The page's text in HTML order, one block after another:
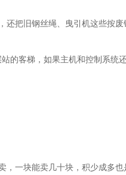
把旧钢丝绳、曳引机这些按废
的客梯，如果主机和控制系
一块能卖几十块，积少成多也